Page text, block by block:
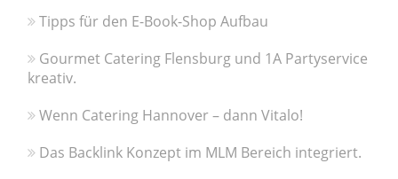
Tipps für den E-Book-Shop Aufbau
Gourmet Catering Flensburg und 1A Partyservice
kreativ.
Wenn Catering Hannover – dann Vitalo!
Das Backlink Konzept im MLM Bereich integriert.